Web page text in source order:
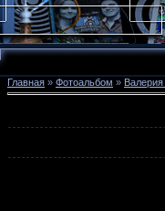
Главная » Фотоальбом » Валерия